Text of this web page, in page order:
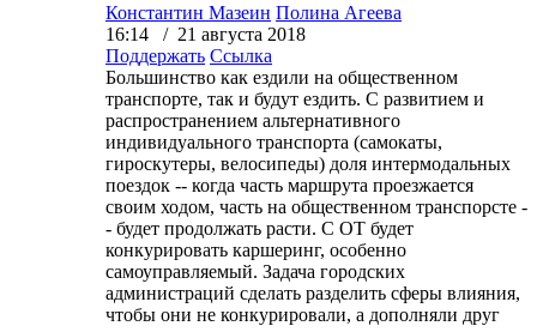
Константин Мазеин Полина Агеева
16:14 / 21 августа 2018
Поддержать Ссылка
Большинство как ездили на общественном
транспорте, так и будут ездить. С развитием и
распространением альтернативного
индивидуального транспорта (самокаты,
гироскутеры, велосипеды) доля интермодальных
поездок -- когда часть маршрута проезжается
своим ходом, часть на общественном транспорсте -
- будет продолжать расти. С ОТ будет
конкурировать каршеринг, особенно
самоуправляемый. Задача городских
администраций сделать разделить сферы влияния,
чтобы они не конкурировали, а дополняли друг